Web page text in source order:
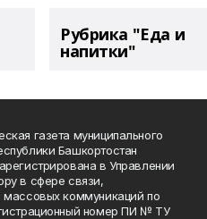
Рубрика "Еда и
напитки"
газета муниципального
Башкортостан
в Управлении
в сфере связи,
массовых коммуникаций по
номер ПИ № ТУ